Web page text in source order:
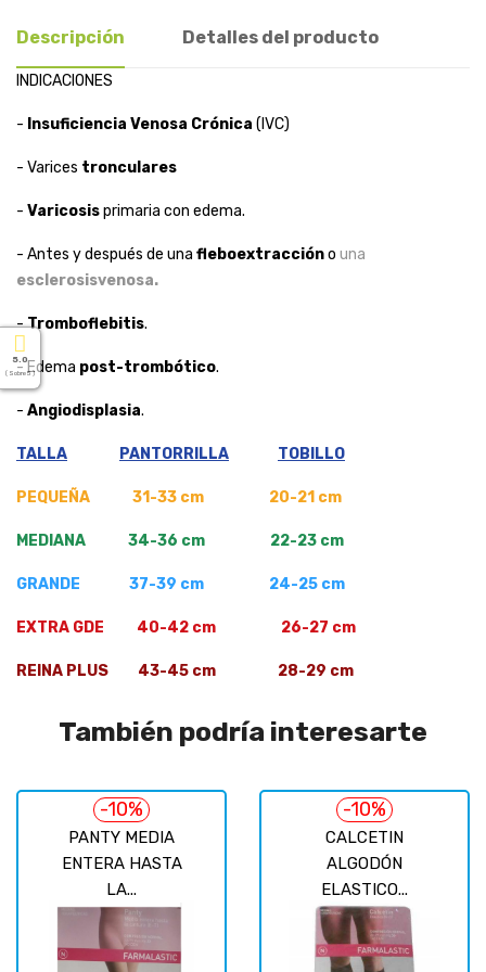
Descripción Detalles del producto
INDICACIONES
- Insuficiencia Venosa Crónica (IVC)
- Varices tronculares
- Varicosisprimaria con edema.
- Antes y después de una fleboextraccióno una
esclerosisvenosa.
-Tromboflebitis.
- Edema post-trombótico.
- Angiodisplasia.
TALLA PANTORRILLA TOBILLO
PEQUEÑA 31-33 cm 20-21 cm
MEDIANA 34-36 cm 22-23 cm
GRANDE 37-39 cm 24-25 cm
EXTRA GDE 40-42 cm 26-27 cm
REINA PLUS 43-45 cm 28-29 cm
También podría interesarte
PANTY MEDIA
ENTERA HASTA
LA...
-10%
CALCETIN
ALGODÓN
ELASTICO...
-10%
5.0
( Sobre 5 )